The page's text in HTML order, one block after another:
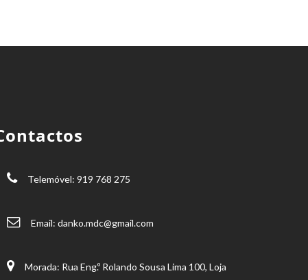
Telemóvel: 919 768 275
Email: danko.mdc@gmail.com
Morada: Rua Eng.º Rolando Sousa Lima 100, Loja